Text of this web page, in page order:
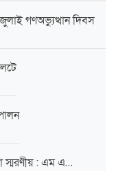
জুলাই গণঅভ্যুত্থান দিবস
স্মরণীয় : এম এ…